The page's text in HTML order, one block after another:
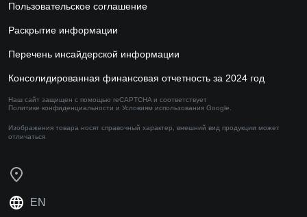
Пользовательское соглашение
Раскрытие информации
Перечень инсайдерской информации
Консолидированная финансовая отчетность за 2024 год
Наш сайт защищен с помощью reCAPTCHA и соответствует
Политике конфиденциальности и Условиям использования Google.
Изображения товара носят справочный характер, внешний вид продукции может
отличаться
EN